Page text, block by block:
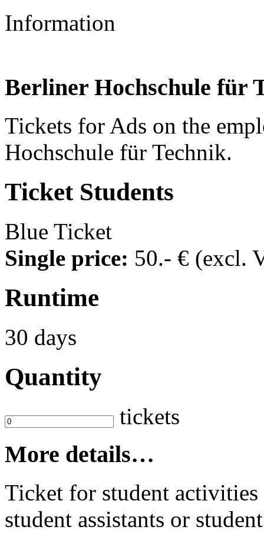
Information
Berliner Hochschule für
Tickets for Ads on the
Hochschule für Technik.
Ticket Students
Blue Ticket
Single price: 50.- € (excl.
Runtime
30 days
Quantity
tickets
More details…
Ticket for student
student assistants or